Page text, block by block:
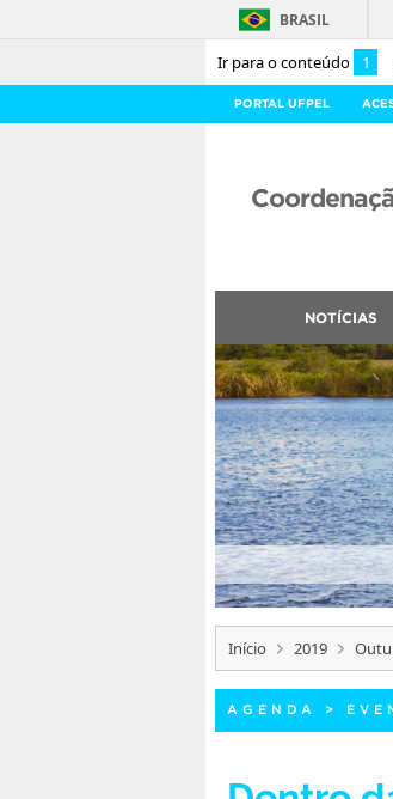
Ir para o conteúdo 1
BRASIL
PORTAL UFPEL
NOTÍCIAS
Início 2019
AGENDA >